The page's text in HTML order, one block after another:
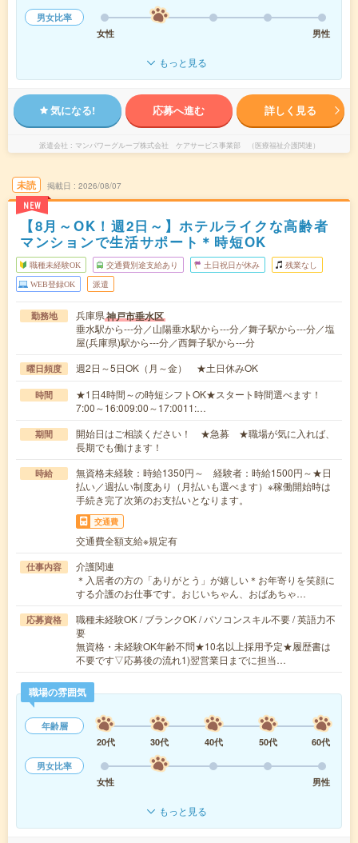
男女比率
女性
男性
もっと見る
気になる! 応募へ進む 詳しく見る
派遣会社 マンパワーグループ株式会社 ケアサービス事業部 （医療福祉介護関連）
未読
NEW
掲載日 2026/08/07
【8月～OK！週2日～】ホテルライクな高齢者
マンションで生活サポート＊時短OK
職種未経験OK 交通費別途支給あり 土日祝日が休み 残業なし
WEB登録OK 派遣
勤務地 兵庫県神戸市垂水区
垂水駅から---分／山陽垂水駅から---分／舞子駅から---分／塩
屋(兵庫県)駅から---分／西舞子駅から---分
曜日頻度 週2日～5日OK（月～金） ★土日休みOK
時間
★1日4時間～の時短シフトOK★スタート時間選べます！
7:00～16:009:00～17:0011:…
期間
開始日はご相談ください！ ★急募 ★職場が気に入れば、
長期でも働けます！
時給
無資格未経験：時給1350円～ 経験者：時給1500円～★日
払い／週払い制度あり（月払いも選べます）※稼働開始時は
手続き完了次第のお支払いとなります。
交通費
交通費全額支給※規定有
仕事内容
介護関連
＊入居者の方の「ありがとう」が嬉しい＊お年寄りを笑顔に
する介護のお仕事です。おじいちゃん、おばあちゃ…
応募資格
職種未経験OK / ブランクOK / パソコンスキル不要 / 英語力不
要
無資格・未経験OK年齢不問★10名以上採用予定★履歴書は
不要です▽応募後の流れ1)翌営業日までに担当…
職場の雰囲気
年齢層
20代
30代 40代 50代
60代
男女比率
女性
男性
もっと見る